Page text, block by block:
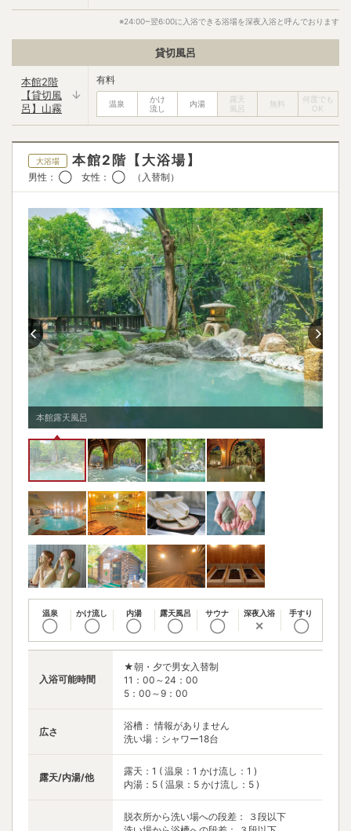
湯上り処
飲み物
◯
アイス
◯
✕ ✕
✕
※24:00~翌6:00に入浴できる浴場を深夜入浴と呼んでおります
貸切風呂
本館2階
【貸切風
呂】山霧
有料
大浴場 本館2階【大浴場】
男性： ◯ 女性： ◯ （入替制）
本館露天風呂
温泉
◯
かけ流し
◯
内湯
◯
露天風呂
◯
サウナ
◯
深夜入浴
✕
手すり
◯
入浴可能時間
★朝・夕で男女入替制
11：00～24：00
5：00～9：00
広さ
浴槽： 情報がありません
洗い場：シャワー18台
露天/内湯/他
露天：1 ( 温泉：1 かけ流し：1 )
内湯：5 ( 温泉：5 かけ流し：5 )
脱衣所から洗い場への段差： ３段以下